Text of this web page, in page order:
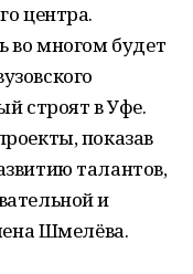
центра.
во многом будет
строят в Уфе.
показав
талантов,
и
Шмелёва.